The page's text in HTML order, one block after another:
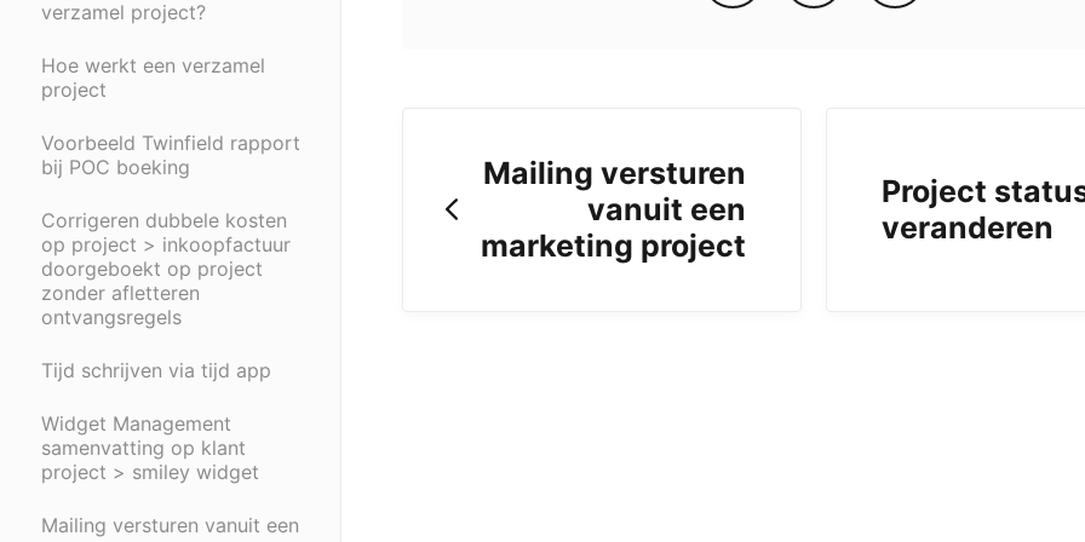
verzamel project?
Hoe werkt een verzamel
project
Voorbeeld Twinfield rapport
bij POC boeking
Corrigeren dubbele kosten
op project > inkoopfactuur
doorgeboekt op project
zonder afletteren
ontvangsregels
Tijd schrijven via tijd app
Widget Management
samenvatting op klant
project > smiley widget
Mailing versturen vanuit een
Mailing versturen
vanuit een
marketing project
Project
veranderen